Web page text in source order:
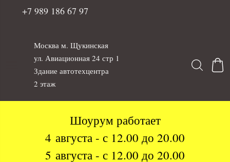
+7 989 186 67 97
Москва м. Щукинская
ул. Авиационная 24 стр 1
Здание автотехцентра
2 этаж
Шоурум работает
4 августа - с 12.00 до 20.00
5 августа - с 12.00 до 20.00